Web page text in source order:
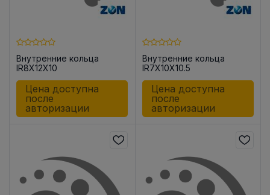
Внутренние кольца
IR8X12X10
Цена доступна
после
авторизации
Внутренние кольца
IR7X10X10.5
Цена доступна
после
авторизации